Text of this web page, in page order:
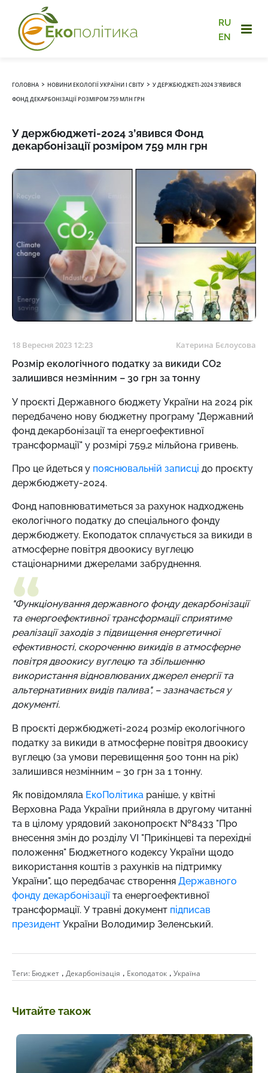
RU
EN
ГОЛОВНА › НОВИНИ ЕКОЛОГІЇ УКРАЇНИ І СВІТУ › У ДЕРЖБЮДЖЕТІ-2024 З’ЯВИВСЯ
ФОНД ДЕКАРБОНІЗАЦІЇ РОЗМІРОМ 759 МЛН ГРН
У держбюджеті-2024 з’явився Фонд
декарбонізації розміром 759 млн грн
18 Вересня 2023 12:23 Катерина Бєлоусова
Розмір екологічного податку за викиди CO2
залишився незмінним – 30 грн за тонну
У проєкті Державного бюджету України на 2024 рік
передбачено нову бюджетну програму "Державний
фонд декарбонізації та енергоефективної
трансформації" у розмірі 759,2 мільйона гривень.
Про це йдеться у пояснювальній записці до проєкту
держбюджету-2024.
Фонд наповнюватиметься за рахунок надходжень
екологічного податку до спеціального фонду
держбюджету. Екоподаток сплачується за викиди в
атмосферне повітря двоокису вуглецю
стаціонарними джерелами забруднення.
"Функціонування державного фонду декарбонізації
та енергоефективної трансформації сприятиме
реалізації заходів з підвищення енергетичної
ефективності, скороченню викидів в атмосферне
повітря двоокису вуглецю та збільшенню
використання відновлюваних джерел енергії та
альтернативних видів палива", – зазначається у
документі.
В проєкті держбюджеті-2024 розмір екологічного
податку за викиди в атмосферне повітря двоокису
вуглецю (за умови перевищення 500 тонн на рік)
залишився незмінним – 30 грн за 1 тонну.
Як повідомляла ЕкоПолітика раніше, у квітні
Верховна Рада України прийняла в другому читанні
та в цілому урядовий законопроєкт №8433 "Про
внесення змін до розділу VI "Прикінцеві та перехідні
положення" Бюджетного кодексу України щодо
використання коштів з рахунків на підтримку
України", що передбачає створення Державного
фонду декарбонізації та енергоефективної
трансформації. У травні документ підписав
президент України Володимир Зеленський.
Теги: Бюджет , Декарбонізація , Екоподаток , Україна
Читайте також